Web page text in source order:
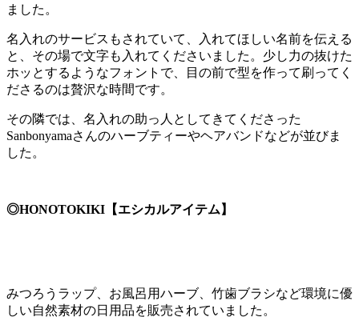
ました。
名入れのサービスもされていて、入れてほしい名前を伝える
と、その場で文字も入れてくださいました。少し力の抜けた
ホッとするようなフォントで、目の前で型を作って刷ってく
ださるのは贅沢な時間です。
その隣では、名入れの助っ人としてきてくださった
Sanbonyamaさんのハーブティーやヘアバンドなどが並びま
した。
◎HONOTOKIKI【エシカルアイテム】
みつろうラップ、お風呂用ハーブ、竹歯ブラシなど環境に優
しい自然素材の日用品を販売されていました。